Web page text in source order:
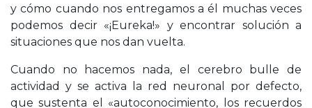
y cómo cuando nos entregamos a él muchas veces
podemos decir «¡Eureka!» y encontrar solución a
situaciones que nos dan vuelta.
Cuando no hacemos nada, el cerebro bulle de
actividad y se activa la red neuronal por defecto,
que sustenta el «autoconocimiento, los recuerdos